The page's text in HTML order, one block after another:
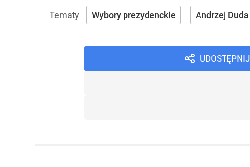
Wybory prezydenckie Andrzej Duda
UDOSTĘPNIJ